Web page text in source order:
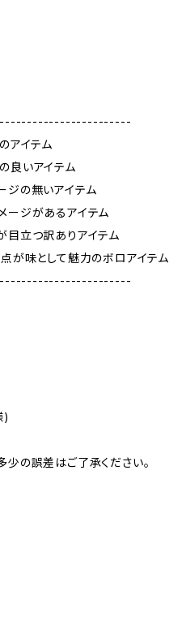
アイテム
良いアイテム
の無いアイテム
ージがあるアイテム
立つ訳ありアイテム
が味として魅力のボロアイテム
)
の誤差はご了承ください。